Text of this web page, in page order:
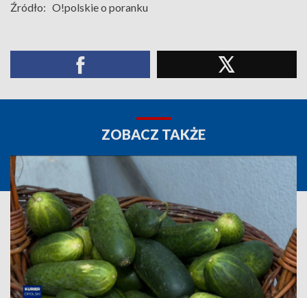
Źródło: O!polskie o poranku
ZOBACZ TAKŻE